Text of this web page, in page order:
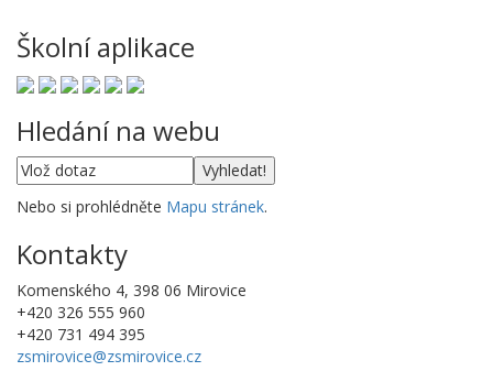
Školní aplikace
Hledání na webu
Nebo si prohlédněte Mapu stránek.
Kontakty
Komenského 4, 398 06 Mirovice
+420 326 555 960
+420 731 494 395
zsmirovice@zsmirovice.cz